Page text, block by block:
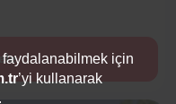
için
’yi kullanarak